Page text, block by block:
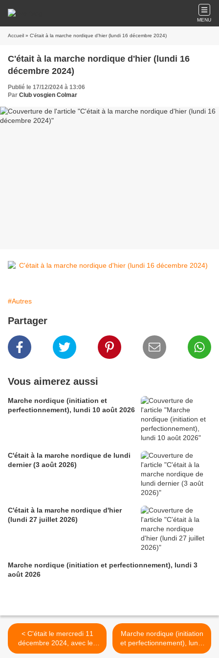
MENU
Accueil » C'était à la marche nordique d'hier (lundi 16 décembre 2024)
C'était à la marche nordique d'hier (lundi 16
décembre 2024)
Publié le 17/12/2024 à 13:06
Par Club vosgien Colmar
#Autres
Partager
Vous aimerez aussi
Marche nordique (initiation et
perfectionnement), lundi 10 août 2026
C'était à la marche nordique de lundi
dernier (3 août 2026)
C'était à la marche nordique d'hier
(lundi 27 juillet 2026)
Marche nordique (initiation et perfectionnement), lundi 3
août 2026
< C'était le mercredi 11
décembre 2024, avec les
randonneurs, au départ de
Marche nordique (initiation
et perfectionnement), lundi
23 décembre 2024 >